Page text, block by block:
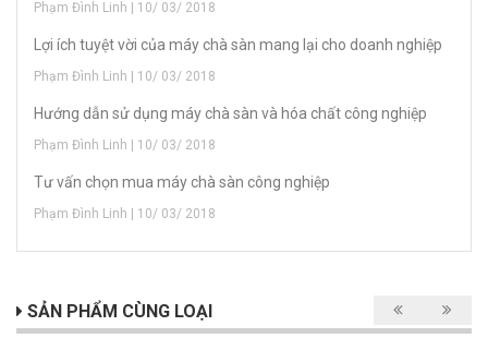
Phạm Đình Linh | 10/ 03/ 2018
Lợi ích tuyệt vời của máy chà sàn mang lại cho doanh nghiệp
Phạm Đình Linh | 10/ 03/ 2018
Hướng dẫn sử dụng máy chà sàn và hóa chất công nghiệp
Phạm Đình Linh | 10/ 03/ 2018
Tư vấn chọn mua máy chà sàn công nghiệp
Phạm Đình Linh | 10/ 03/ 2018
SẢN PHẨM CÙNG LOẠI